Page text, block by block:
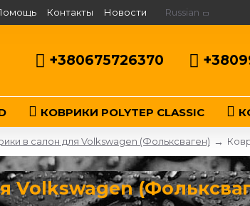
Контакты Новости Russian
+380675726370
КОВРИКИ POLYTEP CLASSIC
в салон для Volkswagen (Фольксваген)
Volkswagen